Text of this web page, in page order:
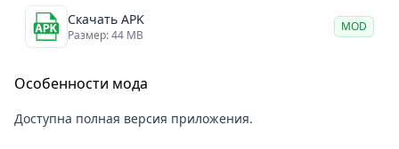
Не заменяет полноценный аппаратный тюнер для
профессиональной студийной записи.
музыкантов, объединяющий точный тюнер,
метроном и обучающие функции в одном
Скачать APK
Размер: 44 MB
MOD
Особенности мода
Доступна полная версия приложения.